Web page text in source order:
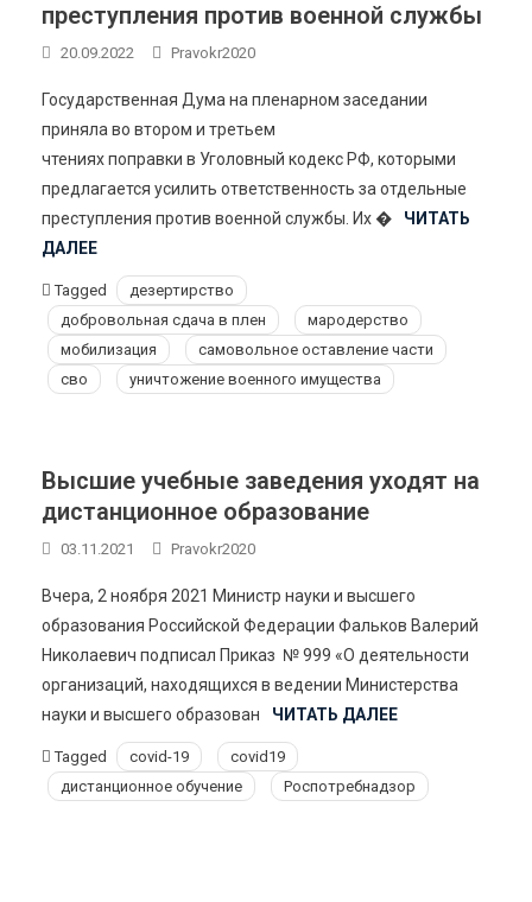
преступления против военной службы
20.09.2022 Pravokr2020
Государственная Дума на пленарном заседании
приняла во втором и третьем
чтениях поправки в Уголовный кодекс РФ, которыми
предлагается усилить ответственность за отдельные
преступления против военной службы. Их �
ЧИТАТЬ
ДАЛЕЕ
Tagged
дезертирство
добровольная сдача в плен
мародерство
мобилизация
самовольное оставление части
сво
уничтожение военного имущества
Высшие учебные заведения уходят на
дистанционное образование
03.11.2021 Pravokr2020
Вчера, 2 ноября 2021 Министр науки и высшего
образования Российской Федерации Фальков Валерий
Николаевич подписал Приказ № 999 «О деятельности
организаций, находящихся в ведении Министерства
науки и высшего образован
ЧИТАТЬ ДАЛЕЕ
Tagged covid-19
covid19
дистанционное обучение
Роспотребнадзор